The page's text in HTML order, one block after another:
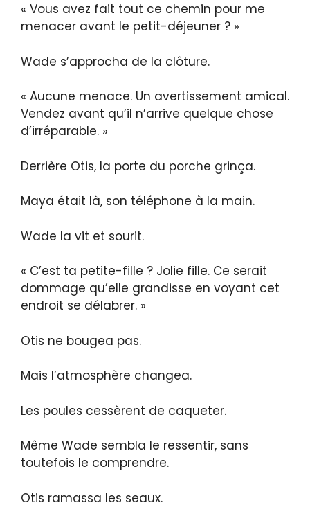
« Vous avez fait tout ce chemin pour me
menacer avant le petit-déjeuner ? »
Wade s’approcha de la clôture.
« Aucune menace. Un avertissement amical.
Vendez avant qu’il n’arrive quelque chose
d’irréparable. »
Derrière Otis, la porte du porche grinça.
Maya était là, son téléphone à la main.
Wade la vit et sourit.
« C’est ta petite-fille ? Jolie fille. Ce serait
dommage qu’elle grandisse en voyant cet
endroit se délabrer. »
Otis ne bougea pas.
Mais l’atmosphère changea.
Les poules cessèrent de caqueter.
Même Wade sembla le ressentir, sans
toutefois le comprendre.
Otis ramassa les seaux.